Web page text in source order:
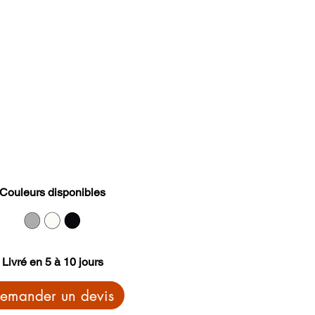
Couleurs disponibles
Livré en 5 à 10 jours
un devis